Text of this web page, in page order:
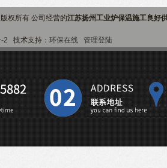
权所有 公司经营的江苏扬州工业炉保温施工良好
2 技术支持： 环保在线 管理登陆